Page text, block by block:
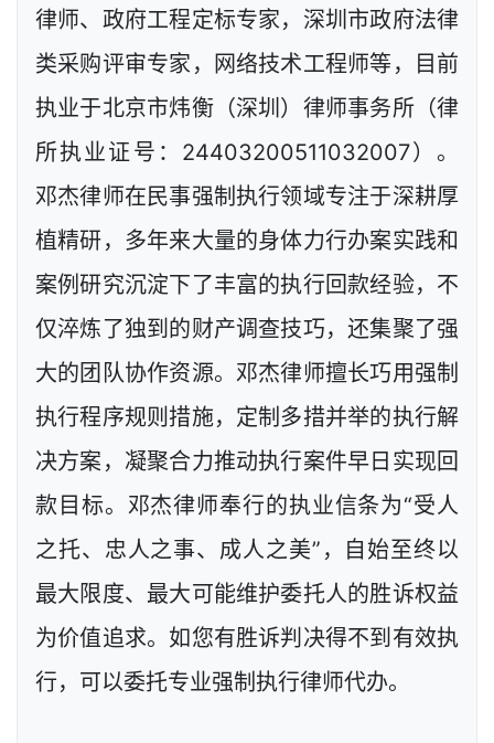
律师、政府工程定标专家，深圳市政府法律
类采购评审专家，网络技术工程师等，目前
执业于北京市炜衡（深圳）律师事务所（律
所执业证号：24403200511032007）。
邓杰律师在民事强制执行领域专注于深耕厚
植精研，多年来大量的身体力行办案实践和
案例研究沉淀下了丰富的执行回款经验，不
仅淬炼了独到的财产调查技巧，还集聚了强
大的团队协作资源。邓杰律师擅长巧用强制
执行程序规则措施，定制多措并举的执行解
决方案，凝聚合力推动执行案件早日实现回
款目标。邓杰律师奉行的执业信条为“受人
之托、忠人之事、成人之美”，自始至终以
最大限度、最大可能维护委托人的胜诉权益
为价值追求。如您有胜诉判决得不到有效执
行，可以委托专业强制执行律师代办。